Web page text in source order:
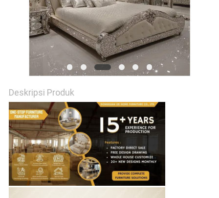
SEMUA
KASUS
QUOTE
SUATU
SITEMAP
KEBIJAKAN
PRIVASI
Deskripsi Produk